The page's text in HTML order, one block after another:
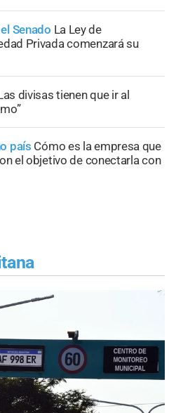
Senado La Ley de
Privada comenzará su
divisas tienen que ir al
país Cómo es la empresa que
el objetivo de conectarla con